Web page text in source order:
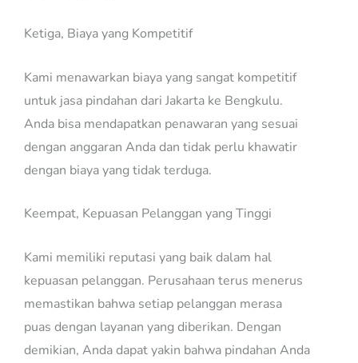
Ketiga, Biaya yang Kompetitif
Kami menawarkan biaya yang sangat kompetitif
untuk jasa pindahan dari Jakarta ke Bengkulu.
Anda bisa mendapatkan penawaran yang sesuai
dengan anggaran Anda dan tidak perlu khawatir
dengan biaya yang tidak terduga.
Keempat, Kepuasan Pelanggan yang Tinggi
Kami memiliki reputasi yang baik dalam hal
kepuasan pelanggan. Perusahaan terus menerus
memastikan bahwa setiap pelanggan merasa
puas dengan layanan yang diberikan. Dengan
demikian, Anda dapat yakin bahwa pindahan Anda